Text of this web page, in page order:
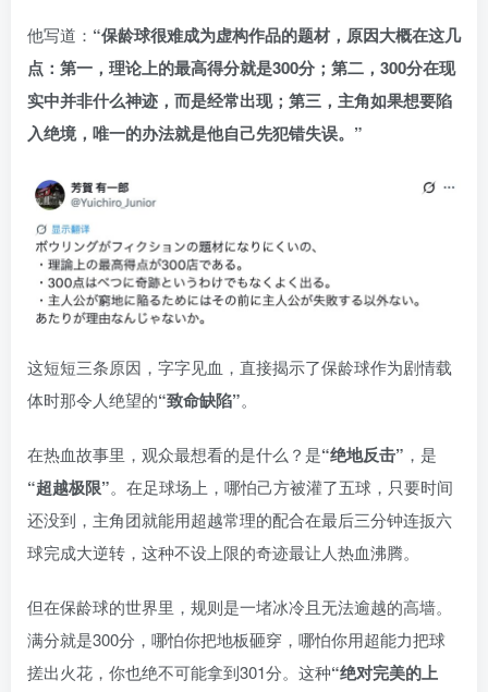
他写道： “保龄球很难成为虚构作品的题材，原因大概在这几
点：第一，理论上的最高得分就是300分；第二，300分在现
实中并非什么神迹，而是经常出现；第三，主角如果想要陷
入绝境，唯一的办法就是他自己先犯错失误。”
这短短三条原因，字字见血，直接揭示了保龄球作为剧情载
体时那令人绝望的“致命缺陷”。
在热血故事里，观众最想看的是什么？是“绝地反击” ，是
“超越极限”。在足球场上，哪怕己方被灌了五球，只要时间
还没到，主角团就能用超越常理的配合在最后三分钟连扳六
球完成大逆转，这种不设上限的奇迹最让人热血沸腾。
但在保龄球的世界里，规则是一堵冰冷且无法逾越的高墙。
满分就是300分，哪怕你把地板砸穿，哪怕你用超能力把球
搓出火花，你也绝不可能拿到301分。这种“绝对完美的上